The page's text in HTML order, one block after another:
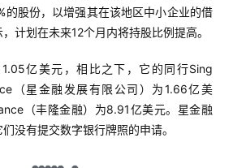
的股份，以增强其在该地区中小企业的借
计划在未来12个月内将持股比例提高。
亿美元，相比之下，它的同行Sing
（星金融发展有限公司）为1.66亿美
（丰隆金融）为8.91亿美元。星金融
没有提交数字银行牌照的申请。